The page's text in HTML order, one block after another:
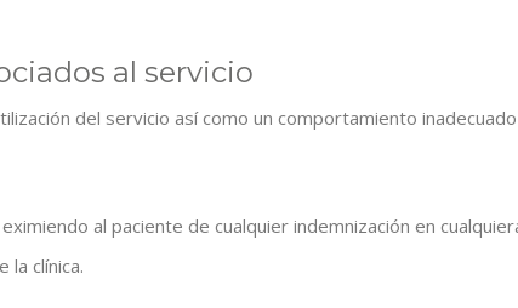
al servicio
del servicio así como un comportamiento
al paciente de cualquier indemnización en
la clínica.